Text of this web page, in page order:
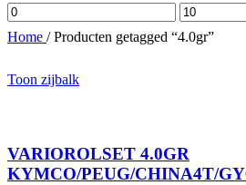
Min.
prijs
Max.
prijs
Home / Producten getagged “4.0gr”
Toon zijbalk
VARIOROLSET 4.0GR
KYMCO/PEUG/CHINA4T/